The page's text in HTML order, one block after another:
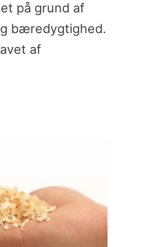
på grund af
bæredygtighed.
af